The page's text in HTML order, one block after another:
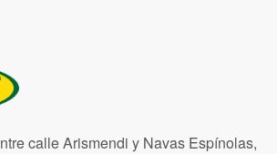
calle Arismendi y Navas Espínolas,